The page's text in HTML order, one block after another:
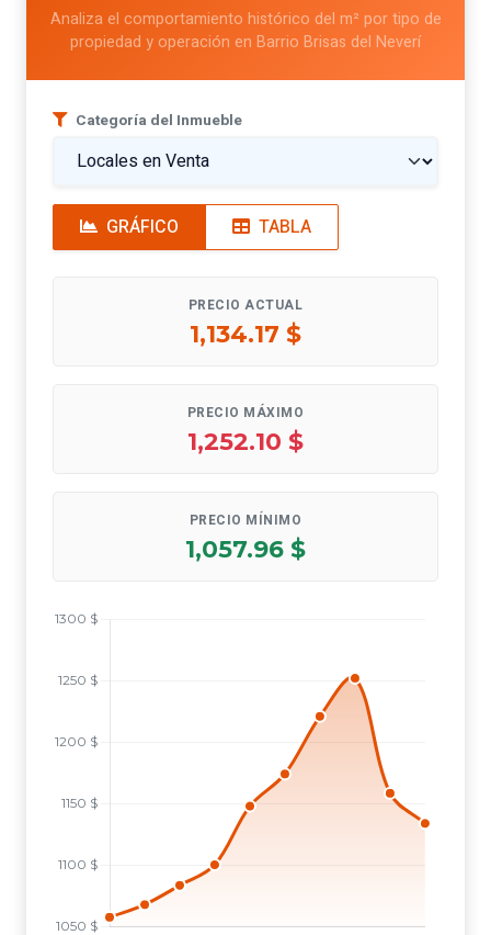
Analiza el comportamiento histórico del m² por tipo de
propiedad y operación en Barrio Brisas del Neverí
Categoría del Inmueble
GRÁFICO TABLA
PRECIO ACTUAL
1,134.17 $
PRECIO MÁXIMO
1,252.10 $
PRECIO MÍNIMO
1,057.96 $